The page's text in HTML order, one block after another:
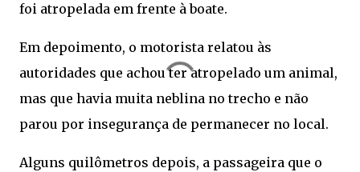
foi atropelada em frente à boate.
Em depoimento, o motorista relatou às
autoridades que achou ter atropelado um animal,
mas que havia muita neblina no trecho e não
parou por insegurança de permanecer no local.
Alguns quilômetros depois, a passageira que o